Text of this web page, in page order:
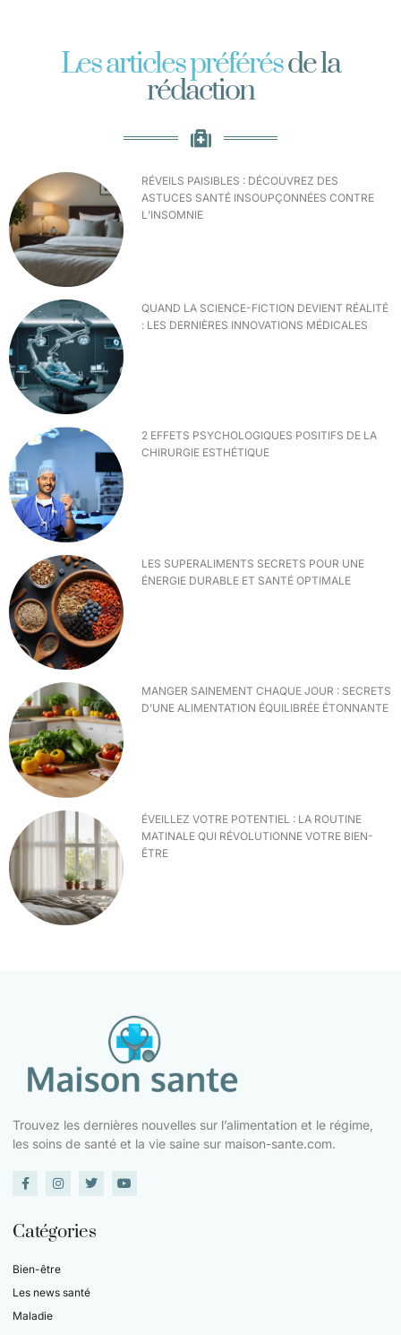
Les articles préférésde la
rédaction
RÉVEILS PAISIBLES : DÉCOUVREZ DES
ASTUCES SANTÉ INSOUPÇONNÉES CONTRE
L’INSOMNIE
QUAND LA SCIENCE-FICTION DEVIENT RÉALITÉ
: LES DERNIÈRES INNOVATIONS MÉDICALES
2 EFFETS PSYCHOLOGIQUES POSITIFS DE LA
CHIRURGIE ESTHÉTIQUE
LES SUPERALIMENTS SECRETS POUR UNE
ÉNERGIE DURABLE ET SANTÉ OPTIMALE
MANGER SAINEMENT CHAQUE JOUR : SECRETS
D’UNE ALIMENTATION ÉQUILIBRÉE ÉTONNANTE
ÉVEILLEZ VOTRE POTENTIEL : LA ROUTINE
MATINALE QUI RÉVOLUTIONNE VOTRE BIEN-
ÊTRE
Trouvez les dernières nouvelles sur l’alimentation et le régime,
les soins de santé et la vie saine sur maison-sante.com.
Catégories
Bien-être
Les news santé
Maladie